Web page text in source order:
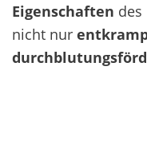
Eigenschaften
nicht nur